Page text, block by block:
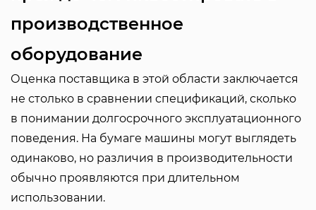
производственное
оборудование
Оценка поставщика в этой области заключается
не столько в сравнении спецификаций, сколько
в понимании долгосрочного эксплуатационного
поведения. На бумаге машины могут выглядеть
одинаково, но различия в производительности
обычно проявляются при длительном
использовании.